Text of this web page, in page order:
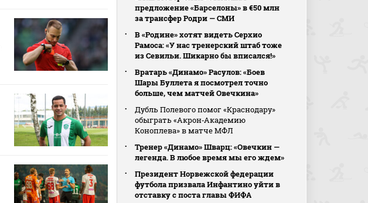
предложение «Барселоны» в €50 млн
за трансфер Родри — СМИ
В «Родине» хотят видеть Серхио
Рамоса: «У нас тренерский штаб тоже
из Севильи. Шикарно бы вписался!»
Вратарь «Динамо» Расулов: «Боев
Шары Буллета я посмотрел точно
больше, чем матчей Овечкина»
Дубль Полевого помог «Краснодару»
обыграть «Акрон‑Академию
Коноплева» в матче МФЛ
Тренер «Динамо» Шварц: «Овечкин —
легенда. В любое время мы его ждем»
Президент Норвежской федерации
футбола призвала Инфантино уйти в
отставку с поста главы ФИФА